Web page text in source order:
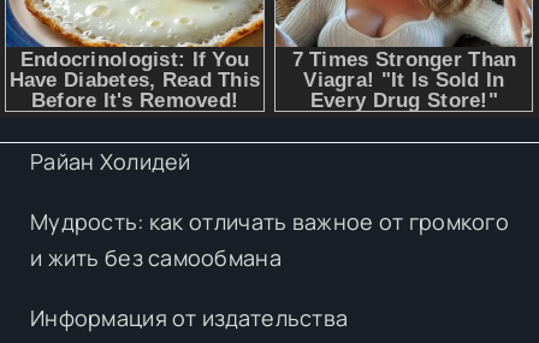
Райан Холидей
Мудрость: как отличать важное от громкого
и жить без самообмана
Информация от издательства